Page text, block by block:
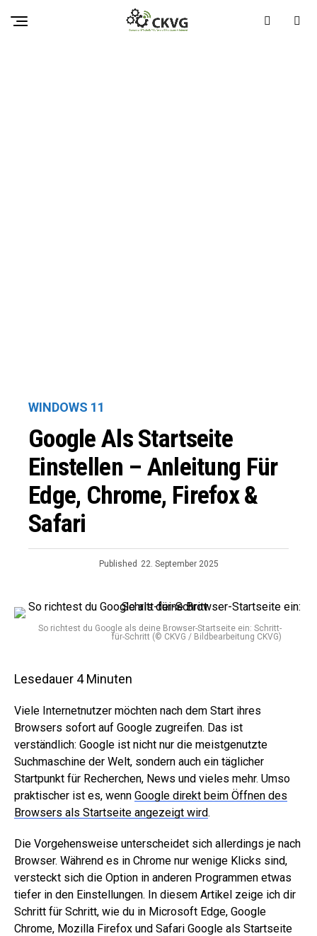
WINDOWS 11
Google Als Startseite
Einstellen – Anleitung Für
Edge, Chrome, Firefox &
Safari
Published 22. September 2025
So richtest du Google als deine Browser-Startseite ein: Schritt-
für-Schritt (© CKVG / Bildbearbeitung CKVG)
Lesedauer 4 Minuten
Viele Internetnutzer möchten nach dem Start ihres
Browsers sofort auf Google zugreifen. Das ist
verständlich: Google ist nicht nur die meistgenutzte
Suchmaschine der Welt, sondern auch ein täglicher
Startpunkt für Recherchen, News und vieles mehr. Umso
praktischer ist es, wenn Google direkt beim Öffnen des
Browsers als Startseite angezeigt wird.
Die Vorgehensweise unterscheidet sich allerdings je nach
Browser. Während es in Chrome nur wenige Klicks sind,
versteckt sich die Option in anderen Programmen etwas
tiefer in den Einstellungen. In diesem Artikel zeige ich dir
Schritt für Schritt, wie du in Microsoft Edge, Google
Chrome, Mozilla Firefox und Safari Google als Startseite